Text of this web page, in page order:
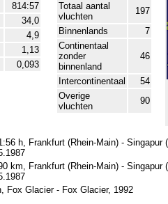
814:57
34,0
4,9
1,13
0,093
Totaal aantal
vluchten
197
Binnenlands
7
Continentaal
zonder
binnenland
46
Intercontinentaal
54
Overige
vluchten
90
h, Frankfurt (Rhein-Main) - Singapur
km, Frankfurt (Rhein-Main) - Singapur
Fox Glacier - Fox Glacier, 1992